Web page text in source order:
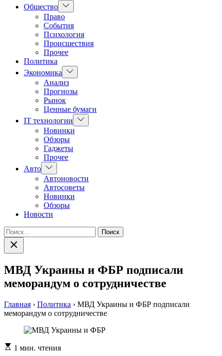
Общество Показать
подменю
Право
События
Психология
Происшествия
Прочее
Политика
Экономика
Показать
подменю
Анализ
Прогнозы
Рынок
Ценные бумаги
IT технологии
Показать
подменю
Новинки
Обзоры
Гаджеты
Прочее
Авто Показать
подменю
Автоновости
Автосоветы
Новинки
Обзоры
Новости
Найти:
Закрыть
поиск
МВД Украины и ФБР подписали
меморандум о сотрудничестве
Главная › Политика › МВД Украины и ФБР подписали
меморандум о сотрудничестве
Расчетное
1 мин. чтения